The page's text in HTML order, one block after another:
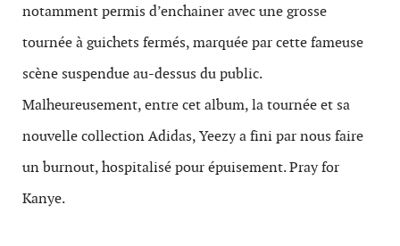
notamment permis d’enchainer avec une grosse
tournée à guichets fermés, marquée par cette fameuse
scène suspendue au-dessus du public.
Malheureusement, entre cet album, la tournée et sa
nouvelle collection Adidas, Yeezy a fini par nous faire
un burnout, hospitalisé pour épuisement. Pray for
Kanye.